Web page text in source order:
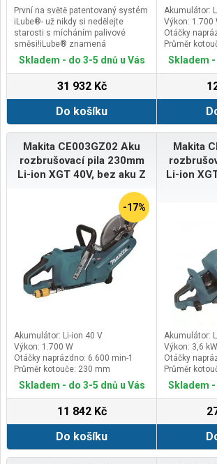
První na světě patentovaný systém
iLube®- už nikdy si nedělejte
starosti s mícháním palivové
směsi!iLube® znamená
“inteligentní mazání”. Jde o SOLO
patentovaný systém
samostatného motorového paliva
pro model rozbrušovací pily SOLO
881. Elektronické čerpadlo dodá
správné množství dvoutaktního
vyhovělo rychlosti motoru do paliva
ze samostatné nádrže na olej o
objemu 0,32 litrů. Stroj si tak sám
elektronicky míchá směs oleje a
paliva!Rozbrušovací pily SOLO
mm) se bez problému prořežou
betonem, ocelí, asfaltem, litinou
nebo kamenem. Jedná se tedy o
zcela univerzální stroj.
Skladem - do 3-5 dnů u Vás
31 932 Kč
Do košíku
Akumulátor:
Výkon: 1.700
Otáčky
Průměr
Skladem -
Makita CE003GZ02 Aku
rozbrušovací pila 230mm
Li-ion XGT 40V, bez aku Z
-17%
Akumulátor: Li-ion 40 V
Výkon: 1.700 W
Otáčky naprázdno: 6.600 min-1
Průměr kotouče: 230 mm
Skladem - do 3-5 dnů u Vás
11 842 Kč
Do košíku
Makita
Li-ion
Akumulátor:
Výkon: 3,6 kW
Otáčky
Průměr
Skladem -